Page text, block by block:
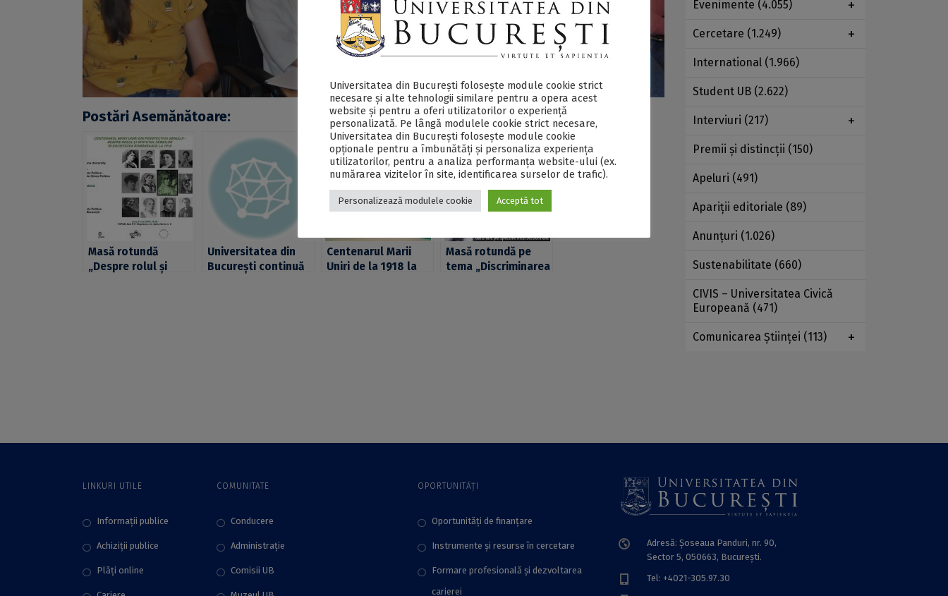
Postări Asemănătoare:
Masă rotundă
„Despre rolul și
Universitatea din
București continuă
Centenarul Marii
Uniri de la 1918 la
Masă rotundă pe
tema „Discriminarea
Evenimente (4.055)
Cercetare (1.249)
International (1.966)
Student UB (2.622)
Interviuri (217)
Premii şi distincţii (150)
Apeluri (491)
Apariţii editoriale (89)
Anunţuri (1.026)
Sustenabilitate (660)
CIVIS – Universitatea Civică
Europeană (471)
Comunicarea Ştiinţei (113)
LINKURI UTILE
Informații publice
Achiziții publice
Plăţi online
COMUNITATE
Conducere
Administraţie
Comisii UB
OPORTUNITĂȚI
Oportunități de finanțare
Instrumente și resurse în cercetare
Formare profesională și dezvoltarea
carierei
Adresă: Șoseaua Panduri, nr. 90,
Sector 5, 050663, Bucureşti.
Tel: +4021-305.97.30
Universitatea din București folosește module cookie strict
necesare și alte tehnologii similare pentru a opera acest
website și pentru a oferi utilizatorilor o experiență
personalizată. Pe lângă modulele cookie strict necesare,
Universitatea din București folosește module cookie
opționale pentru a îmbunătăți și personaliza experiența
utilizatorilor, pentru a analiza performanța website-ului (ex.
numărarea vizitelor în site, identificarea surselor de trafic).
Personalizează modulele cookie Acceptă tot